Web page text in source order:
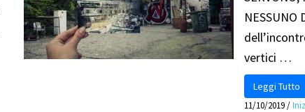
NESSUNO
vertici …
Leggi Tutto
11/10/2019/